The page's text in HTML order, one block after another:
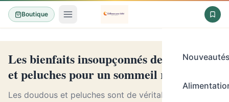
Boutique
Les bienfaits insoupçonnés des doudous
et peluches pour un sommeil réparateur
Les doudous et peluches sont de véritables